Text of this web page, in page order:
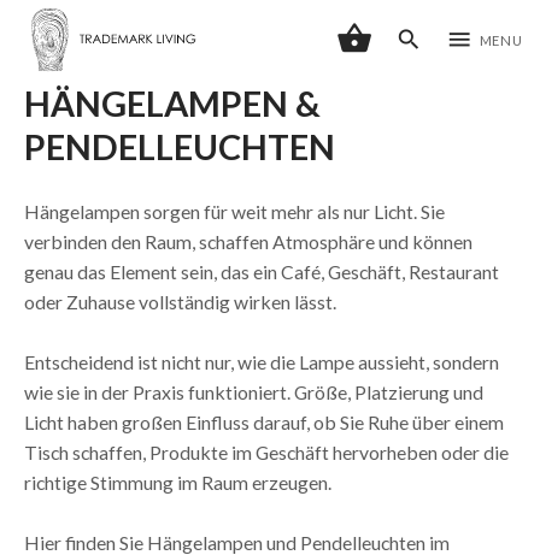
shopping_basket search menu MENU
HÄNGELAMPEN &
PENDELLEUCHTEN
Hängelampen sorgen für weit mehr als nur Licht. Sie
verbinden den Raum, schaffen Atmosphäre und können
genau das Element sein, das ein Café, Geschäft, Restaurant
oder Zuhause vollständig wirken lässt.
Entscheidend ist nicht nur, wie die Lampe aussieht, sondern
wie sie in der Praxis funktioniert. Größe, Platzierung und
Licht haben großen Einfluss darauf, ob Sie Ruhe über einem
Tisch schaffen, Produkte im Geschäft hervorheben oder die
richtige Stimmung im Raum erzeugen.
Hier finden Sie Hängelampen und Pendelleuchten im